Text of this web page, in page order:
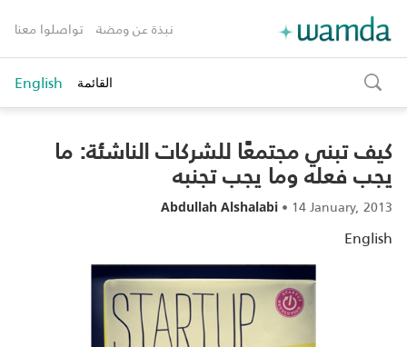
نبذة عن ومضة تواصلوا معنا
toggle
search
القائمة English
كيف تبني مجتمعًا للشركات الناشئة: ما
يجب فعله وما يجب تجنبه
Abdullah Alshalabi • 14 January, 2013
English